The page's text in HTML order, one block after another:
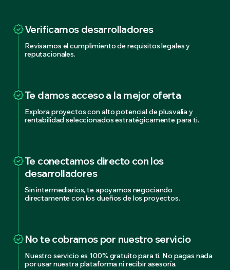
Verificamos desarrolladores
Revisamos el cumplimiento de requisitos legales y
reputacionales.
Te damos acceso a la mejor oferta
Explora proyectos con alto potencial de plusvalía y
rentabilidad seleccionados estratégicamente para ti.
Te conectamos directo con los
desarrolladores
Sin intermediarios, te apoyamos negociando
directamente con los dueños de los proyectos.
No te cobramos por nuestro servicio
Nuestro servicio es 100% gratuito para ti. No pagas nada
por usar nuestra plataforma ni recibir asesoría.